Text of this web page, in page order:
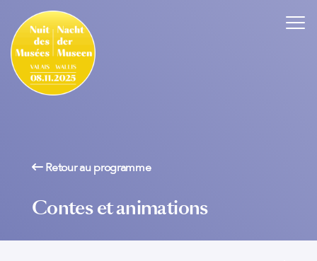
Retour au programme
Contes et animations